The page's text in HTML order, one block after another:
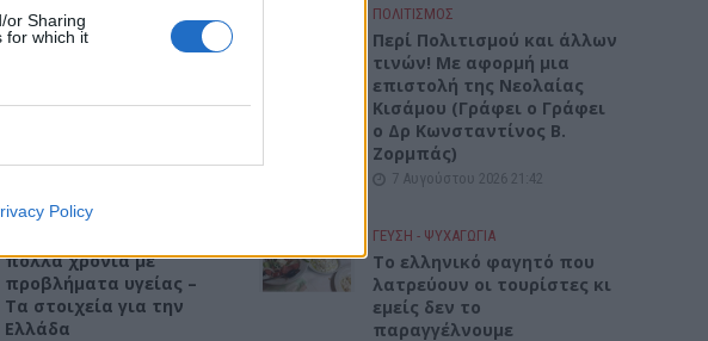
or Sharing
for which it
Policy
μήνυμα ενότητας,
συνεργασίας και
Συνέδριο Κρητών
ΔΙΕΘΝΗ • ΕΛΛΑΔΑ •
Οι άνθρωποι ζουν
πολλά χρόνια με
προβλήματα υγείας –
Τα στοιχεία για την
Ελλάδα
ΠΟΛΙΤΙΣΜΟΣ
Περί Πολιτισμού και άλλων
τινών! Mε αφορμή μια
επιστολή της Νεολαίας
Κισάμου (Γράφει ο Γράφει
ο Δρ Κωνσταντίνος Β.
Ζορμπάς)
7 Αυγούστου 2026 21:42
ΓΕΎΣΗ - ΨΥΧΑΓΩΓΊΑ
Το ελληνικό φαγητό που
λατρεύουν οι τουρίστες κι
εμείς δεν το
παραγγέλνουμε